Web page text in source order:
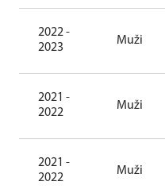
2022 -
2023
Muži
2021 -
2022
Muži
2021 -
2022
Muži